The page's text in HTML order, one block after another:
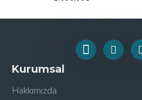
Kurumsal
Hakkımızda